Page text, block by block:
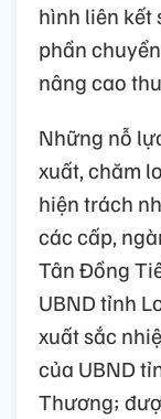
hình liên kết
phần
nâng cao
Những nỗ
xuất, chăm
hiện trách
các cấp,
Tân Đồng
UBND tỉnh
xuất sắc
của UBND
Thương;